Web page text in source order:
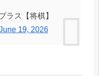
ラス【将棋】
19, 2026